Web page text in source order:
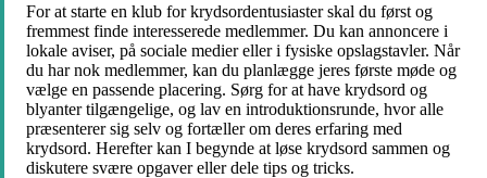
For at starte en klub for krydsordentusiaster skal du først og
fremmest finde interesserede medlemmer. Du kan annoncere i
lokale aviser, på sociale medier eller i fysiske opslagstavler. Når
du har nok medlemmer, kan du planlægge jeres første møde og
vælge en passende placering. Sørg for at have krydsord og
blyanter tilgængelige, og lav en introduktionsrunde, hvor alle
præsenterer sig selv og fortæller om deres erfaring med
krydsord. Herefter kan I begynde at løse krydsord sammen og
diskutere svære opgaver eller dele tips og tricks.